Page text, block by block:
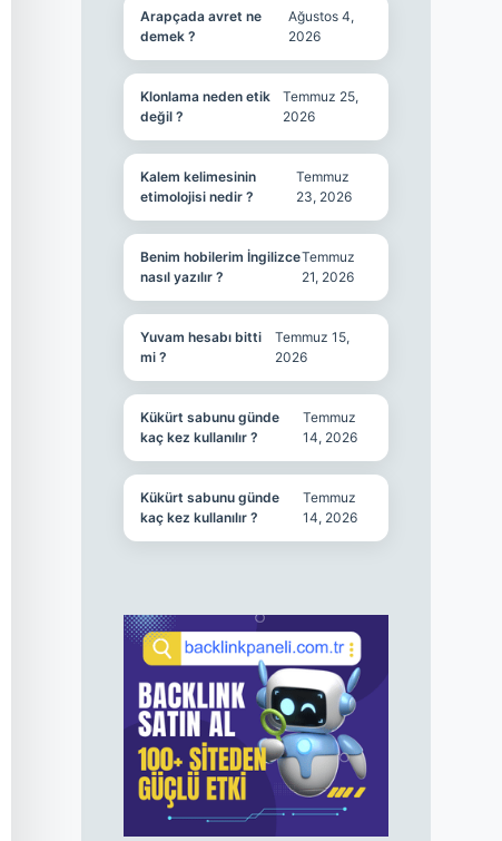
Arapçada avret ne
demek ?
Ağustos 4,
2026
Klonlama neden etik
değil ?
Temmuz 25,
2026
Kalem kelimesinin
etimolojisi nedir ?
Temmuz
23, 2026
Benim hobilerim İngilizce
nasıl yazılır ?
Temmuz
21, 2026
Yuvam hesabı bitti
mi ?
Temmuz 15,
2026
Kükürt sabunu günde
kaç kez kullanılır ?
Temmuz
14, 2026
Kükürt sabunu günde
kaç kez kullanılır ?
Temmuz
14, 2026